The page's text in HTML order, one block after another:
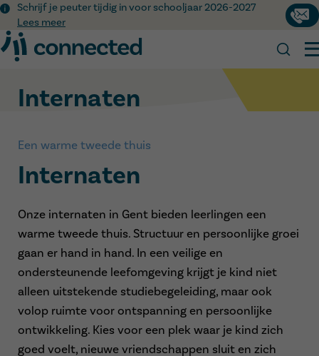
Schrijf je peuter tijdig in voor schooljaar 2026-2027
Lees meer
Zoek jouw school
Naar het secundair onderwijs
Op internaat
OKAN
Duaal leren
Inschrijven
Nieuws
Over ons
Ons team
Onze geschiedenis
Werken bij Connected
Connected Academy
Internaten
Een warme tweede thuis
Internaten
Onze internaten in Gent bieden leerlingen een
warme tweede thuis. Structuur en persoonlijke groei
gaan er hand in hand. In een veilige en
ondersteunende leefomgeving krijgt je kind niet
alleen uitstekende studiebegeleiding, maar ook
volop ruimte voor ontspanning en persoonlijke
ontwikkeling. Kies voor een plek waar je kind zich
goed voelt, nieuwe vriendschappen sluit en zich